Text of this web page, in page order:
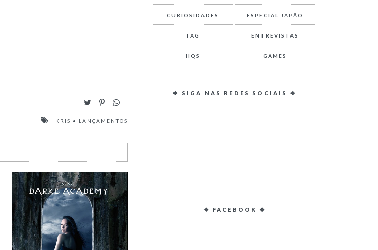
KRIS • LANÇAMENTOS
CURIOSIDADES ESPECIAL JAPÃO
TAG ENTREVISTAS
HQS GAMES
❖ SIGA NAS REDES SOCIAIS ❖
❖ FACEBOOK ❖